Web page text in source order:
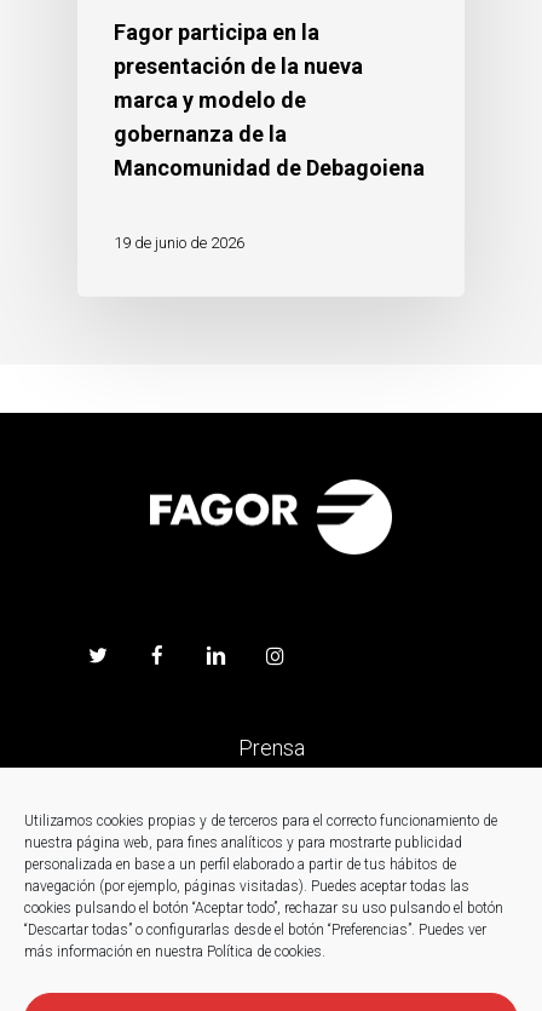
Utilizamos cookies propias y de terceros para el correcto funcionamiento de
nuestra página web, para fines analíticos y para mostrarte publicidad
personalizada en base a un perfil elaborado a partir de tus hábitos de
navegación (por ejemplo, páginas visitadas). Puedes aceptar todas las
cookies pulsando el botón “Aceptar todo”, rechazar su uso pulsando el botón
“Descartar todas” o configurarlas desde el botón “Preferencias”. Puedes ver
más información en nuestra Política de cookies.
Fagor participa en la
presentación de la nueva
marca y modelo de
gobernanza de la
Mancomunidad de Debagoiena
19 de junio de 2026
Prensa
Trabaja en Fagor
Noticias
Contacto